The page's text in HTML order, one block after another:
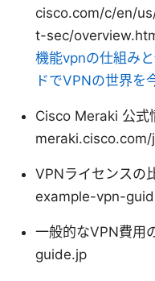
cisco.com/c/en/
t-sec/
機能vpnの仕組み
ドでVPNの世界を
Cisco Meraki 公式
VPNライセンスの
example-vpn-
一般的なVPN費用
guide.jp